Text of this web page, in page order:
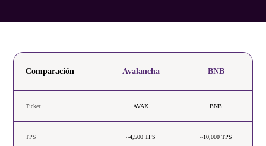
Comparación Avalancha BNB
Ticker AVAX BNB
TPS ~4,500 TPS ~10,000 TPS